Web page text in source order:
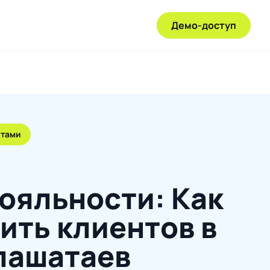
Демо-доступ
Как
клиентов в